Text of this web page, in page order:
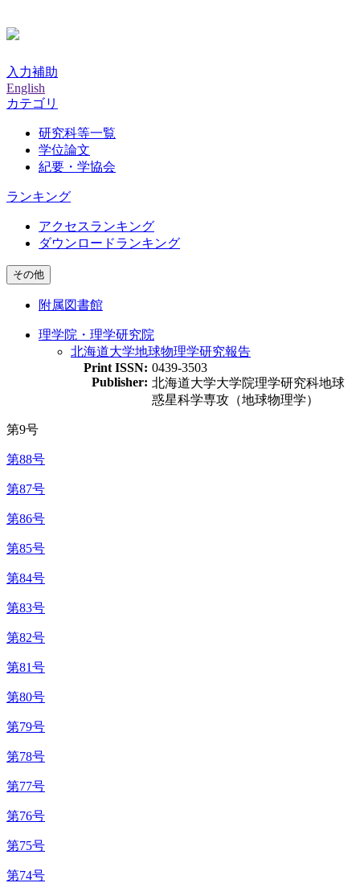
入力補助
English
カテゴリ
研究科等一覧
学位論文
紀要・学協会
ランキング
アクセスランキング
ダウンロードランキング
その他
附属図書館
理学院・理学研究院
北海道大学地球物理学研究報告
Print ISSN: 0439-3503
Publisher: 北海道大学大学院理学研究科地球
惑星科学専攻（地球物理学）
第9号
第88号
第87号
第86号
第85号
第84号
第83号
第82号
第81号
第80号
第79号
第78号
第77号
第76号
第75号
第74号